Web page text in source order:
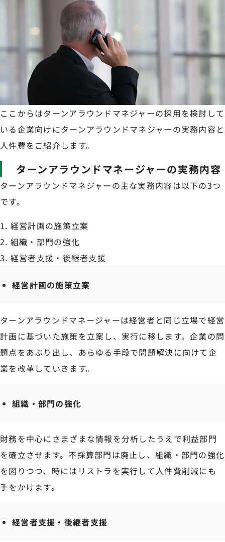
ここからはターンアラウンドマネジャーの採用を検討して
いる企業向けにターンアラウンドマネジャーの実務内容と
人件費をご紹介します。
ターンアラウンドマネージャーの実務内容
ターンアラウンドマネジャーの主な実務内容は以下の3つ
です。
経営計画の施策立案
組織・部門の強化
経営者支援・後継者支援
経営計画の施策立案
ターンアラウンドマネージャーは経営者と同じ立場で経営
計画に基づいた施策を立案し、実行に移します。企業の問
題点をあぶり出し、あらゆる手段で問題解決に向けて企
業を改革していきます。
組織・部門の強化
財務を中心にさまざまな情報を分析したうえで利益部門
を確立させます。不採算部門は廃止し、組織・部門の強化
を図りつつ、時にはリストラを実行して人件費削減にも
手をかけます。
経営者支援・後継者支援